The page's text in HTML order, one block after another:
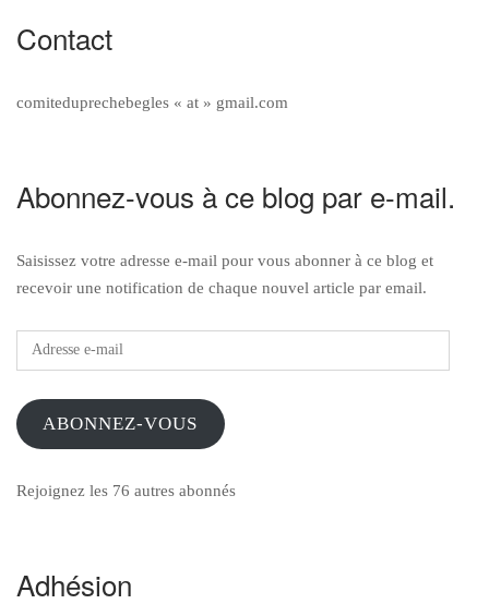
Contact
comiteduprechebegles « at » gmail.com
Abonnez-vous à ce blog par e-mail.
Saisissez votre adresse e-mail pour vous abonner à ce blog et
recevoir une notification de chaque nouvel article par email.
Adresse
e-
ABONNEZ-VOUS
Rejoignez les 76 autres abonnés
Adhésion